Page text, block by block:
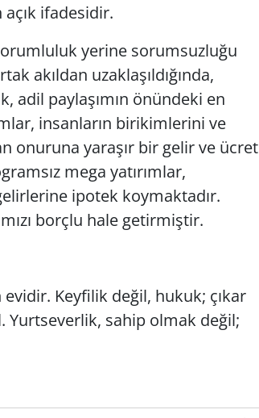
ifadesidir.
yerine sorumsuzluğu
akıldan uzaklaşıldığında,
adil paylaşımın önündeki en
insanların birikimlerini ve
onuruna yaraşır bir gelir ve ücret
mega yatırımlar,
ipotek koymaktadır.
borçlu hale getirmiştir.
Keyfilik değil, hukuk; çıkar
Yurtseverlik, sahip olmak değil;